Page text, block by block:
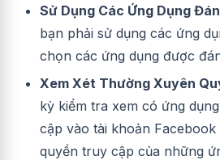
Sử Dụng Các Ứng Dụng
bạn phải sử dụng các ứng
chọn các ứng dụng được
Xem Xét Thường Xuyên
kỳ kiểm tra xem có ứng
cập vào tài khoản
quyền truy cập của những